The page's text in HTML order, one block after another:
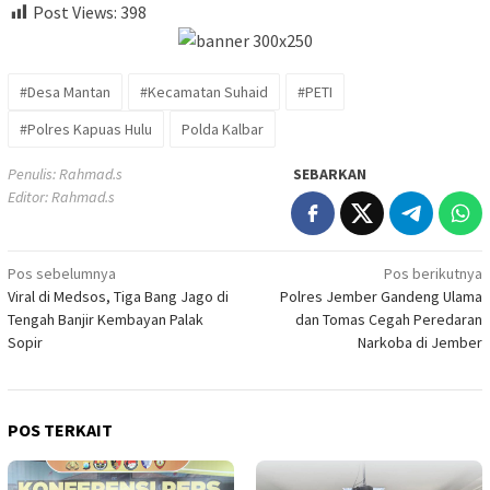
Post Views: 398
#Desa Mantan #Kecamatan Suhaid
#PETI
#Polres Kapuas Hulu
Polda Kalbar
Penulis: Rahmad.s
Editor: Rahmad.s
SEBARKAN
Navigasi
pos
Pos sebelumnya
Viral di Medsos, Tiga Bang Jago di
Tengah Banjir Kembayan Palak
Sopir
Pos berikutnya
Polres Jember Gandeng Ulama
dan Tomas Cegah Peredaran
Narkoba di Jember
POS TERKAIT